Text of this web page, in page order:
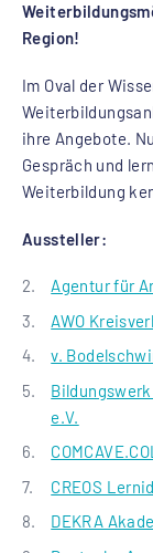
Region!
Im Oval der
ihre Angebote.
Gespräch und
Weiterbildung
Aussteller:
Agentur für
AWO
v.
e.V.
CREOS
DEKRA